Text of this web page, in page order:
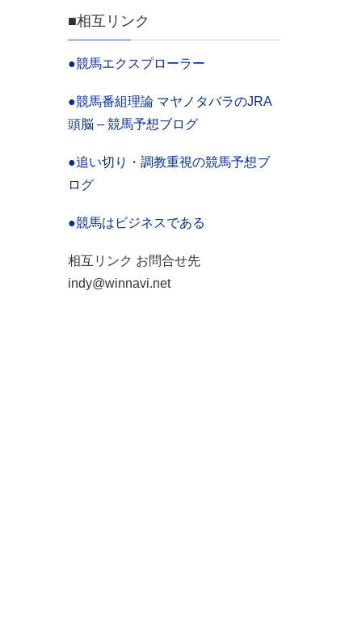
■相互リンク
●競馬エクスプローラー
●競馬番組理論 マヤノタバラのJRA
頭脳 – 競馬予想ブログ
●追い切り・調教重視の競馬予想ブ
ログ
●競馬はビジネスである
相互リンク お問合せ先
indy@winnavi.net